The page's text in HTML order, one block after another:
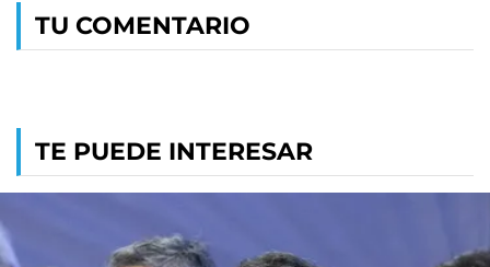
TU COMENTARIO
TE PUEDE INTERESAR